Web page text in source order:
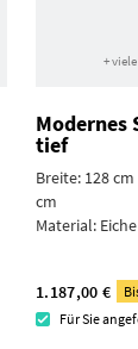
+
Modernes
tief
Breite: 128
cm
Material:
1.187,00 €
Für Sie